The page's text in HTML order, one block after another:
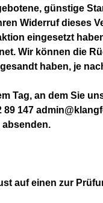
günstige
Widerruf dieses
eingesetzt
Wir können die
haben, je
Tag, an dem Sie
147
absenden.
auf einen zur